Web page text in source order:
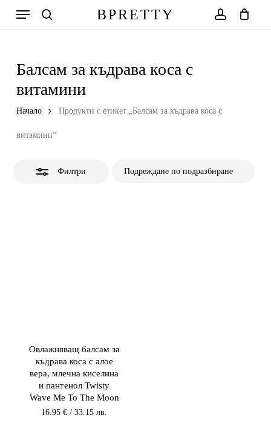
BPRETTY
Меню
Балсам за къдрава коса с
витамини
Начало Продукти с етикет „Балсам за къдрава коса с
витамини“
Филтри
Овлажняващ балсам за
къдрава коса с алое
вера, млечна киселина
и пантенол Twisty
Wave Me To The Moon
16.95€ / 33.15 лв.